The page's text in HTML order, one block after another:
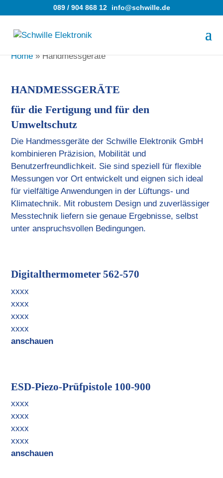
089 / 904 868 12 info@schwille.de
Home»Handmessgeräte
HANDMESSGERÄTE
für die Fertigung und für den
Umweltschutz
Die Handmessgeräte der Schwille Elektronik GmbH
kombinieren Präzision, Mobilität und
Benutzerfreundlichkeit. Sie sind speziell für flexible
Messungen vor Ort entwickelt und eignen sich ideal
für vielfältige Anwendungen in der Lüftungs- und
Klimatechnik. Mit robustem Design und zuverlässiger
Messtechnik liefern sie genaue Ergebnisse, selbst
unter anspruchsvollen Bedingungen.
Digitalthermometer 562-570
xxxx
xxxx
xxxx
xxxx
anschauen
ESD-Piezo-Prüfpistole 100-900
xxxx
xxxx
xxxx
xxxx
anschauen